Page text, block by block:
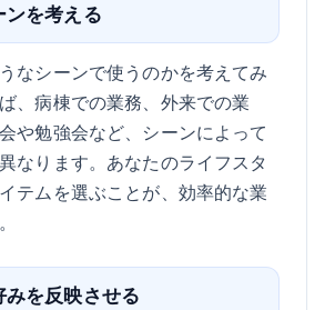
を考える
なシーンで使うのかを考えてみ
、病棟での業務、外来での業
や勉強会など、シーンによって
なります。あなたのライフスタ
テムを選ぶことが、効率的な業
を反映させる